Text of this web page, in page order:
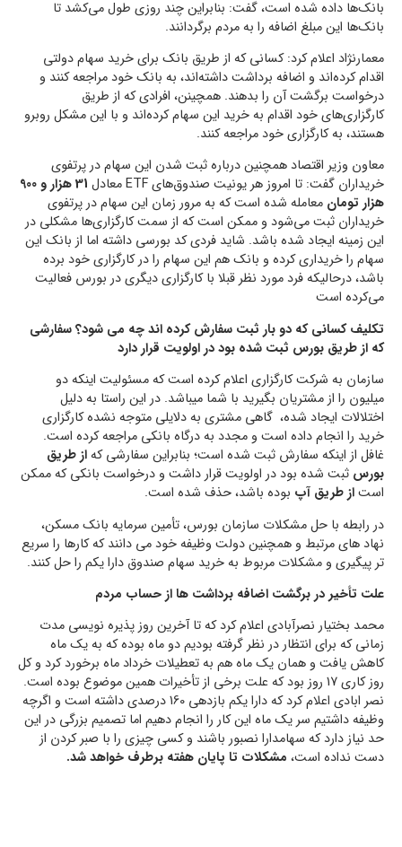
بانک‌ها داده شده است، گفت: بنابراین چند روزی طول می‌کشد تا
بانک‌ها این مبلغ اضافه را به مردم برگردانند.
معمارنژاد اعلام کرد: کسانی که از طریق بانک برای خرید سهام دولتی
اقدام کرده‌اند و اضافه برداشت داشته‌اند، به بانک خود مراجعه کنند و
درخواست برگشت آن را بدهند. همچینن، افرادی که از طریق
کارگزاری‌های خود اقدام به خرید این سهام کرده‌اند و با این مشکل روبرو
هستند، به کارگزاری خود مراجعه کنند.
معاون وزیر اقتصاد همچنین درباره ثبت شدن این سهام در پرتفوی
خریداران گفت: تا امروز هر یونیت صندوق‌های ETF معادل
31 هزار و 900
هزار تومان معامله شده است که به مرور زمان این سهام در پرتفوی
خریداران ثبت می‌شود و ممکن است که از سمت کارگزاری‌ها مشکلی در
این زمینه ایجاد شده باشد. شاید فردی کد بورسی داشته اما از بانک این
سهام را خریداری کرده و بانک هم این سهام را در کارگزاری خود برده
باشد، درحالیکه فرد مورد نظر قبلا با کارگزاری دیگری در بورس فعالیت
می‌کرده است
تکلیف کسانی که دو بار ثبت سفارش کرده اند چه می شود؟ سفارشی
که از طریق بورس ثبت شده بود در اولویت قرار دارد
سازمان به شرکت کارگزاری اعلام کرده است که مسئولیت اینکه دو
میلیون را از مشتریان بگیرید با شما میباشد. در این راستا به دلیل
اختلالات ایجاد شده، گاهی مشتری به دلایلی متوجه نشده کارگزاری
خرید را انجام داده است و مجدد به درگاه بانکی مراجعه کرده است.
غافل از اینکه سفارش ثبت شده است؛ بنابراین سفارشی کهاز طریق
بورس ثبت شده بود در اولویت قرار داشت و درخواست بانکی که ممکن
استاز طریق آپ بوده باشد، حذف شده است.
در رابطه با حل مشکلات سازمان بورس، تأمین سرمایه بانک مسکن،
نهاد های مرتبط و همچنین دولت وظیفه خود می دانند که کارها را سریع
تر پیگیری و مشکلات مربوط به خرید سهام صندوق دارا یکم را حل کنند.
علت تأخیر در برگشت اضافه برداشت ها از حساب مردم
محمد بختیار نصرآبادی اعلام کرد که تا آخرین روز پذیره نویسی مدت
زمانی که برای انتظار در نظر گرفته بودیم دو ماه بوده که به یک ماه
کاهش یافت و همان یک ماه هم به تعطیلات خرداد ماه برخورد کرد و کل
روز کاری 17 روز بود که علت برخی از تأخیرات همین موضوع بوده است.
نصر ابادی اعلام کرد که دارا یکم بازدهی 160 درصدی داشته است و اگرچه
وظیفه داشتیم سر یک ماه این کار را انجام دهیم اما تصمیم بزرگی در این
حد نیاز دارد که سهامدارا نصبور باشند و کسی چیزی را با صبر کردن از
دست نداده است، مشکلات تا پایان هفته برطرف خواهد شد.